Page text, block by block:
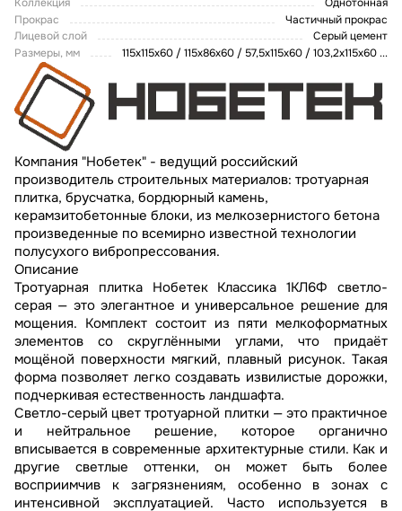
Коллекция
Однотонная
Прокрас
Частичный прокрас
Лицевой слой
Серый цемент
Размеры, мм
115х115х60 / 115х86х60 / 57,5x115x60 / 103,2x115x60...
Компания "Нобетек" - ведущий российский
производитель строительных материалов: тротуарная
плитка, брусчатка, бордюрный камень,
керамзитобетонные блоки, из мелкозернистого бетона
произведенные по всемирно известной технологии
полусухого вибропрессования.
Описание
Тротуарная плитка Нобетек Классика 1КЛ6Ф светло-
серая — это элегантное и универсальное решение для
мощения. Комплект состоит из пяти мелкоформатных
элементов со скруглёнными углами, что придаёт
мощёной поверхности мягкий, плавный рисунок. Такая
форма позволяет легко создавать извилистые дорожки,
подчеркивая естественность ландшафта.
Светло-серый цвет тротуарной плитки — это практичное
и нейтральное решение, которое органично
вписывается в современные архитектурные стили. Как и
другие светлые оттенки, он может быть более
восприимчив к загрязнениям, особенно в зонах с
интенсивной эксплуатацией. Часто используется в